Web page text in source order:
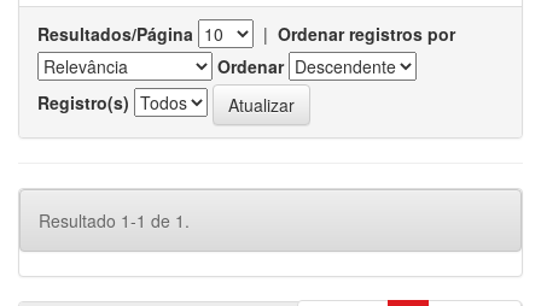
Resultados/Página | Ordenar registros por
Ordenar
Registro(s)
Resultado 1-1 de 1.